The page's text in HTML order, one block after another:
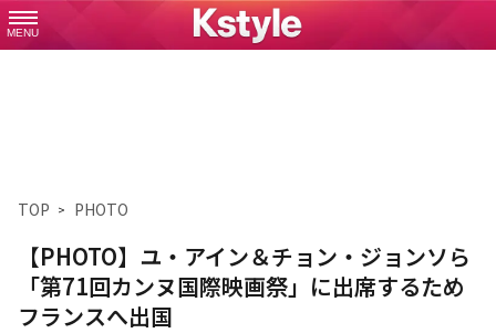
MENU
TOP PHOTO
【PHOTO】ユ・アイン＆チョン・ジョンソら
「第71回カンヌ国際映画祭」に出席するため
フランスへ出国